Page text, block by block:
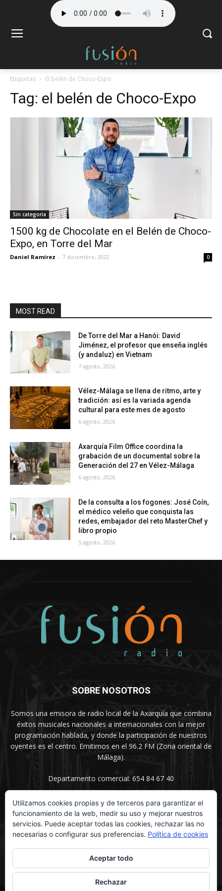
Etiquetas El belén de Choco-Expo
Tag: el belén de Choco-Expo
Sin categoría
1500 kg de Chocolate en el Belén de Choco-
Expo, en Torre del Mar
Daniel Ramírez - 7 diciembre, 2022 0
MOST READ
De Torre del Mar a Hanói: David
Jiménez, el profesor que enseña inglés
(y andaluz) en Vietnam
7 agosto, 2026
Vélez-Málaga se llena de ritmo, arte y
tradición: así es la variada agenda
cultural para este mes de agosto
6 agosto, 2026
Axarquía Film Office coordina la
grabación de un documental sobre la
Generación del 27 en Vélez-Málaga
6 agosto, 2026
De la consulta a los fogones: José Coín,
el médico veleño que conquista las
redes, embajador del reto MasterChef y
libro propio
5 agosto, 2026
SOBRE NOSOTROS
Somos una emisora de radio local de la Axarquía que combina
éxitos musicales nacionales a internacionales con la mejor
programación hablada, y donde la participación de nuestros
oyentes es el centro. Emitimos en el 96.2 FM (Zona oriental de
Málaga).
Departamento comercial: 654 84 67 40
SÍGUENOS
Utilizamos cookies propias y de terceros para garantizar el
funcionamiento de la web, medir su uso y mejorar nuestros
servicios. Puede aceptar todas las cookies, rechazar las no
necesarias o configurar sus preferencias. Política de cookies
Aceptar todo
Rechazar